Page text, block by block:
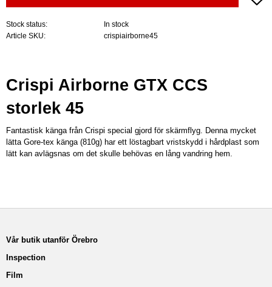
Stock status
In stock
Article SKU
crispiairborne45
Crispi Airborne GTX CCS
storlek 45
Fantastisk känga från Crispi special gjord för skärmflyg. Denna mycket
lätta Gore-tex känga (810g) har ett löstagbart vristskydd i hårdplast som
lätt kan avlägsnas om det skulle behövas en lång vandring hem.
Vår butik utanför Örebro
Inspection
Film